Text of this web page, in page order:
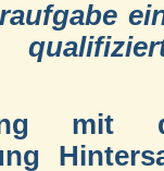
mit